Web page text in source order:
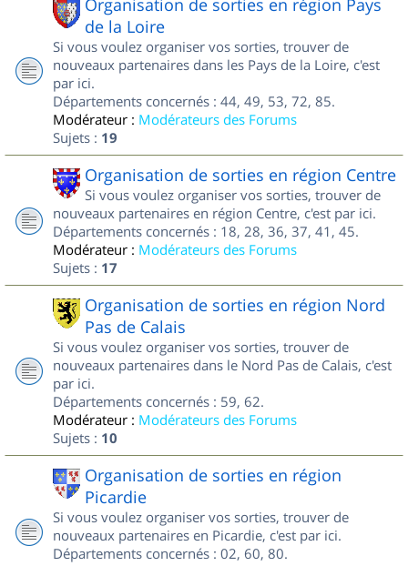
Organisation de sorties en région Pays
de la Loire
Si vous voulez organiser vos sorties, trouver de
nouveaux partenaires dans les Pays de la Loire, c'est
par ici.
Départements concernés : 44, 49, 53, 72, 85.
Modérateur : Modérateurs des Forums
Sujets : 19
Organisation de sorties en région Centre
Si vous voulez organiser vos sorties, trouver de
nouveaux partenaires en région Centre, c'est par ici.
Départements concernés : 18, 28, 36, 37, 41, 45.
Modérateur : Modérateurs des Forums
Sujets : 17
Organisation de sorties en région Nord
Pas de Calais
Si vous voulez organiser vos sorties, trouver de
nouveaux partenaires dans le Nord Pas de Calais, c'est
par ici.
Départements concernés : 59, 62.
Modérateur : Modérateurs des Forums
Sujets : 10
Organisation de sorties en région
Picardie
Si vous voulez organiser vos sorties, trouver de
nouveaux partenaires en Picardie, c'est par ici.
Départements concernés : 02, 60, 80.